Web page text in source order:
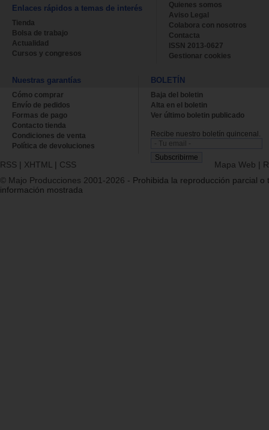
Enlaces rápidos a temas de interés
Tienda
Bolsa de trabajo
Actualidad
Cursos y congresos
Quienes somos
Aviso Legal
Colabora con nosotros
Contacta
ISSN 2013-0627
Gestionar cookies
Nuestras garantías
Cómo comprar
Envío de pedidos
Formas de pago
Contacto tienda
Condiciones de venta
Política de devoluciones
BOLETÍN
Baja del boletin
Alta en el boletin
Ver último boletin publicado
Recibe nuestro boletín quincenal.
RSS | XHTML | CSS Mapa Web |
© Majo Producciones 2001-2026 - Prohibida la reproducción parcial o
información mostrada